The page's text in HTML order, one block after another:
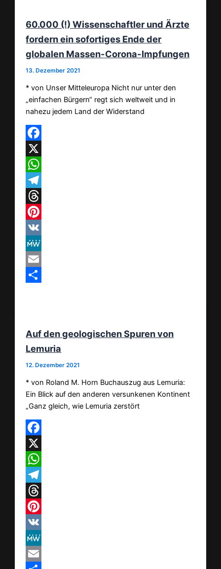
60.000 (!) Wissenschaftler und Ärzte
fordern ein sofortiges Ende der
globalen Massen-Corona-Impfungen
13. Dezember 2021
* von Unser Mitteleuropa Nicht nur unter den
„einfachen Bürgern“ regt sich weltweit und in
nahezu jedem Land der Widerstand
Facebook
X
WhatsApp
Telegram
Threads
Pinterest
VK
MeWe
Email
Auf den geologischen Spuren von
Lemuria
12. Dezember 2021
* von Roland M. Horn Buchauszug aus Lemuria:
Ein Blick auf den anderen versunkenen Kontinent
„Ganz gleich, wie Lemuria zerstört
Facebook
X
WhatsApp
Telegram
Threads
Pinterest
VK
MeWe